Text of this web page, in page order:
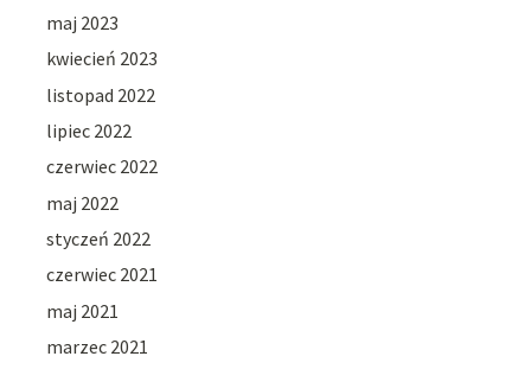
maj 2023
kwiecień 2023
listopad 2022
lipiec 2022
czerwiec 2022
maj 2022
styczeń 2022
czerwiec 2021
maj 2021
marzec 2021